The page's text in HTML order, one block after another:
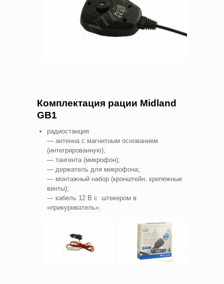
Комплектация рации Midland
GB1
радиостанция
— антенна с магнитным основанием
(интегрированную);
— тангента (микрофон);
— держатель для микрофона;
— монтажный набор (кронштейн, крепежные
винты);
— кабель 12 В с штекером в
«прикуриватель».